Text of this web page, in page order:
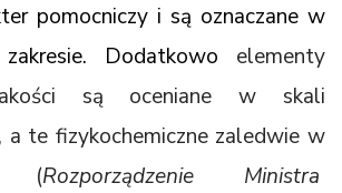
pomocniczy i są oznaczane w
zakresie. Dodatkowo elementy
są oceniane w skali
a te fizykochemiczne zaledwie w
(Rozporządzenie Ministra